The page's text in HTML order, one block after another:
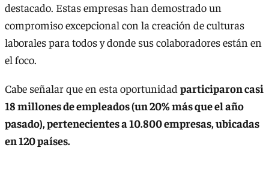
destacado. Estas empresas han demostrado un
compromiso excepcional con la creación de culturas
laborales para todos y donde sus colaboradores están en
el foco.
Cabe señalar que en esta oportunidad participaron casi
18 millones de empleados (un 20% más que el año
pasado), pertenecientes a 10.800 empresas, ubicadas
en 120 países.